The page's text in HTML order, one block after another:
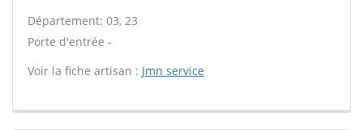
Département: 03, 23
Porte d'entrée -
Voir la fiche artisan : Jmn service